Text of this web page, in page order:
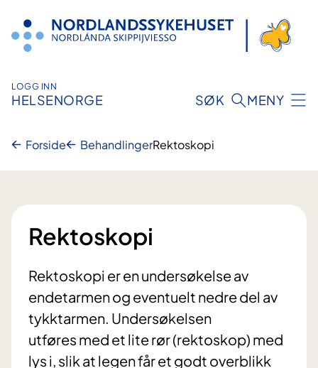
innhold
LOGG INN
HELSENORGE SØK MENY
Forside BehandlingerRektoskopi
Rektoskopi
Rektoskopi er en undersøkelse av
endetarmen og eventuelt nedre del av
tykktarmen. Undersøkelsen
utføres med et lite rør (rektoskop) med
lys i, slik at legen får et godt overblikk